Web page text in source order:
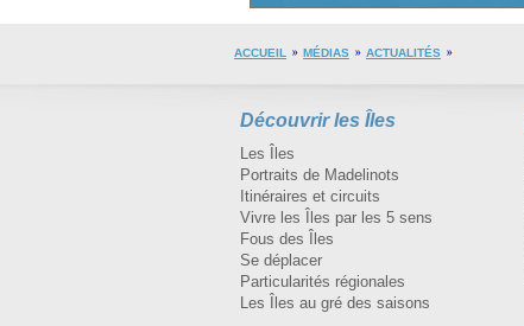
ACCUEIL MÉDIAS ACTUALITÉS
Découvrir les Îles
Les Îles
Portraits de Madelinots
Itinéraires et circuits
Vivre les Îles par les 5 sens
Fous des Îles
Se déplacer
Particularités régionales
Les Îles au gré des saisons